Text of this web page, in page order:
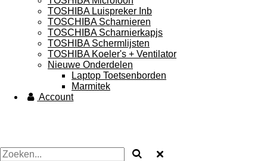
TOSHIBA Luispreker Inb
TOSCHIBA Scharnieren
TOSCHIBA Scharnierkapjs
TOSHIBA Schermlijsten
TOSHIBA Koeler's + Ventilator
Nieuwe Onderdelen
Laptop Toetsenborden
Marmitek
Account